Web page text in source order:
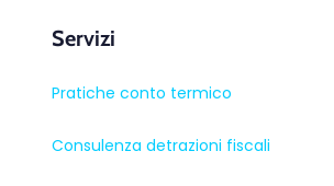
Servizi
Pratiche conto termico
Consulenza detrazioni fiscali